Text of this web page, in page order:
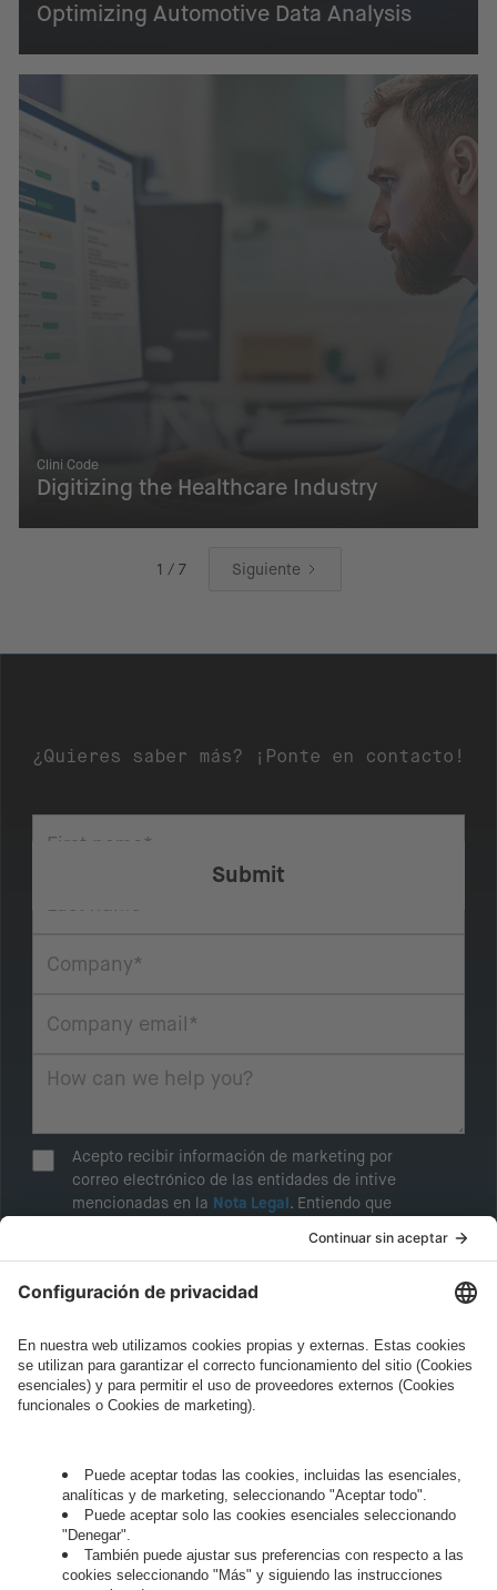
Optimizing Automotive Data Analysis
Clini Code
Digitizing the Healthcare Industry
1 / 7 Siguiente
¿Quieres saber más? ¡Ponte en contacto!
Acepto recibir información de marketing por
correo electrónico de las entidades de intive
mencionadas en la Nota Legal. Entiendo que
especialmente la sección "Marketing and sales